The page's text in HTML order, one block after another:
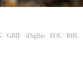
GBIF iDigBio EOL BHL